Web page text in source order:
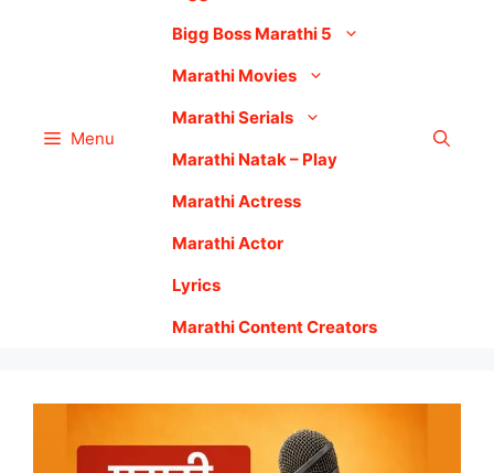
Menu
Bigg Boss Marathi 5
Marathi Movies
Marathi Serials
Marathi Natak – Play
Marathi Actress
Marathi Actor
Lyrics
Marathi Content Creators